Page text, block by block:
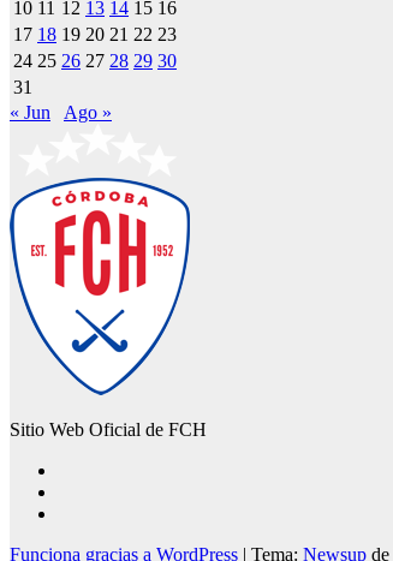
10 11 12 13 14 15 16
17 18 19 20 21 22 23
24 25 26 27 28 29 30
31
« Jun
Ago »
Sitio Web Oficial de FCH
Funciona gracias a WordPress | Tema: Newsup de